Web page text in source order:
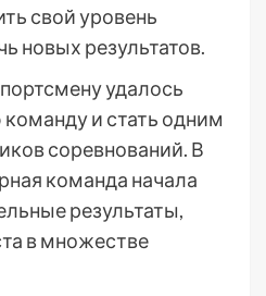
свой уровень
новых результатов.
удалось
и стать одним
соревнований. В
команда начала
результаты,
в множестве